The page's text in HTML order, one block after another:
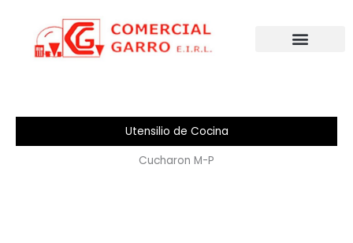
contenido
Utensilio de Cocina
Cucharon M-P